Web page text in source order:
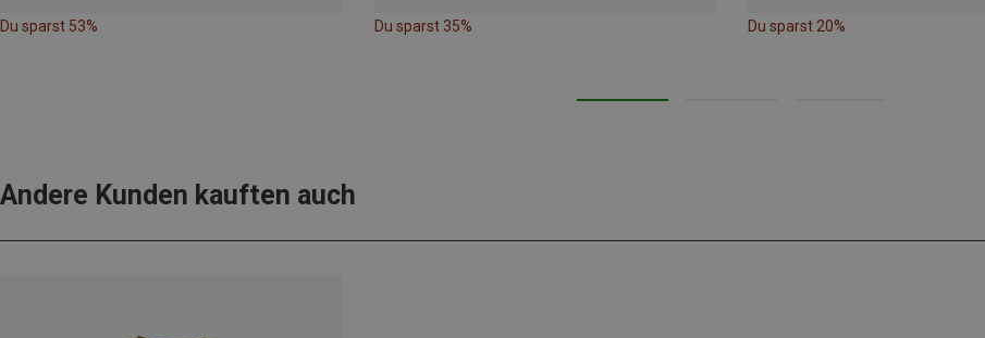
Du sparst 53% Du sparst 35% Du sparst 20%
Andere Kunden kauften auch